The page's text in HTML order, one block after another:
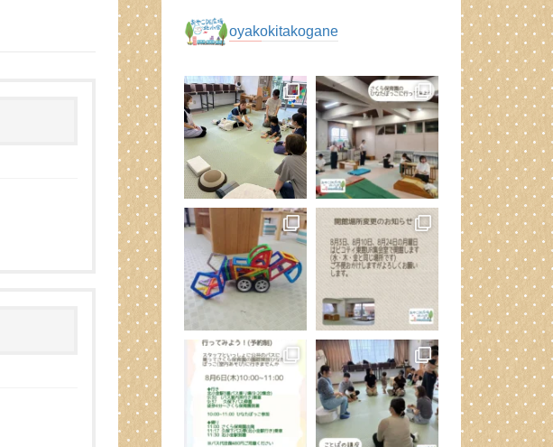
oyakokitakogane